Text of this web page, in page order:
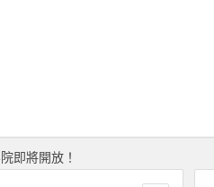
即將開放！